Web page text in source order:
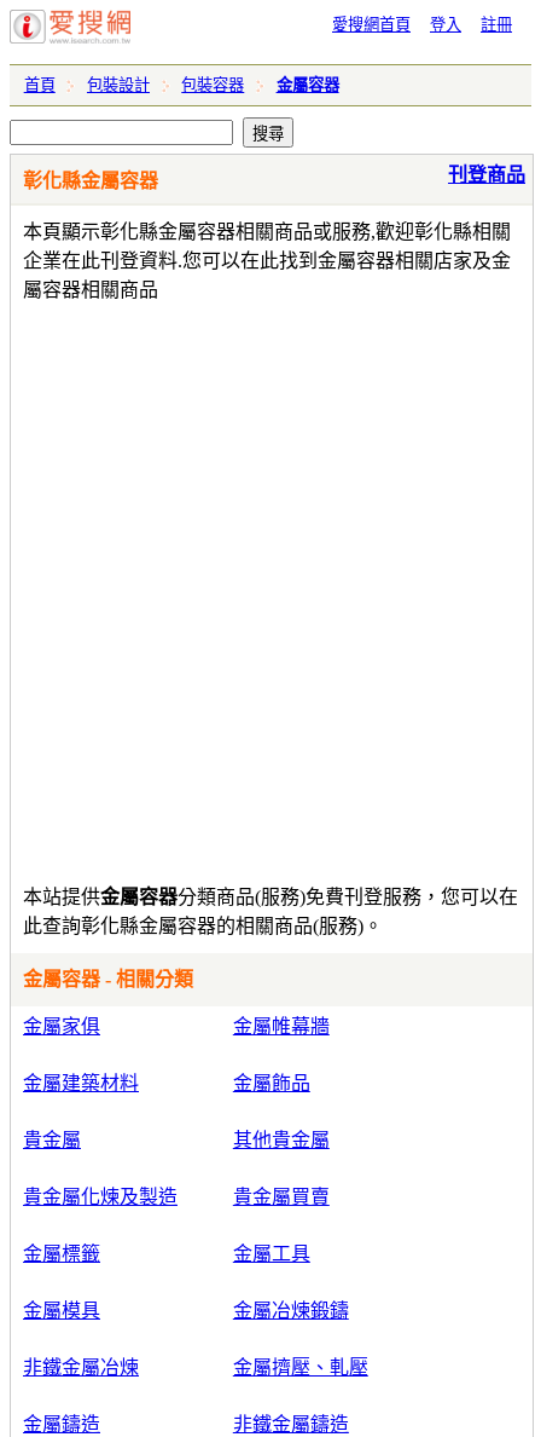
愛搜網首頁 登入 註冊
首頁 包裝設計 包裝容器 金屬容器
彰化縣金屬容器
本頁顯示彰化縣金屬容器相關商品或服務,歡迎彰化縣相關
企業在此刊登資料.您可以在此找到金屬容器相關店家及金
屬容器相關商品
刊登商品
本站提供金屬容器分類商品(服務)免費刊登服務，您可以在
此查詢彰化縣金屬容器的相關商品(服務)。
金屬容器 - 相關分類
金屬家俱 金屬帷幕牆
金屬建築材料 金屬飾品
貴金屬 其他貴金屬
貴金屬化煉及製造 貴金屬買賣
金屬標籤 金屬工具
金屬模具 金屬冶煉鍛鑄
非鐵金屬冶煉 金屬擠壓、軋壓
金屬鑄造 非鐵金屬鑄造